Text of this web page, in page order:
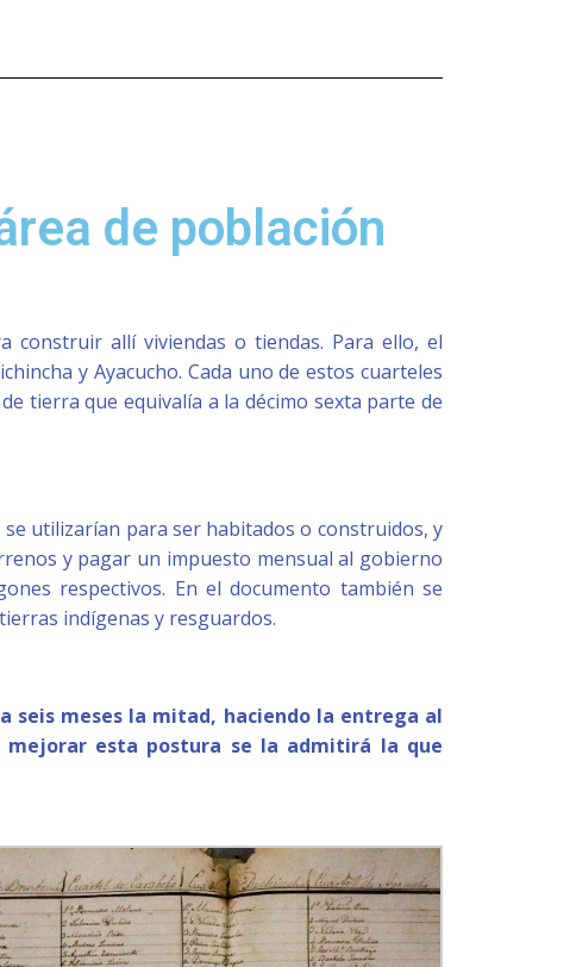
de población
allí viviendas o tiendas. Para ello, el
y Ayacucho. Cada uno de estos cuarteles
tierra que equivalía a la décimo sexta parte de
utilizarían para ser habitados o construidos, y
y pagar un impuesto mensual al gobierno
respectivos. En el documento también se
indígenas y resguardos.
seis meses la mitad, haciendo la entrega al
esta postura se la admitirá la que